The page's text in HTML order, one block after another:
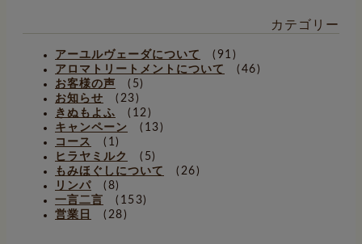
カテゴリー
アーユルヴェーダについて
(91)
アロマトリートメントについて
(46)
お客様の声
(5)
お知らせ
(23)
きぬもよふ
(12)
キャンペーン
(13)
コース
(1)
ヒラヤミルク
(5)
もみほぐしについて
(26)
リンパ
(8)
一言二言
(153)
営業日
(28)